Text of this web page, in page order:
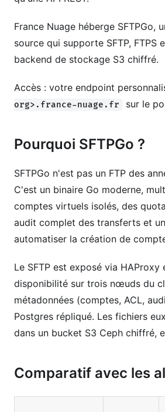
France Nuage héberge SFTPGo,
source qui supporte SFTP, FTPS
backend de stockage S3 chiffré.
Accès : votre endpoint
org>.france-nuage.fr
sur le
Pourquoi SFTPGo ?
SFTPGo n'est pas un FTP des
C'est un binaire Go moderne,
comptes virtuels isolés, des
audit complet des transferts et
automatiser la création de
Le SFTP est exposé via HAProxy
disponibilité sur trois nœuds du
métadonnées (comptes, ACL,
Postgres répliqué. Les fichiers
dans un bucket S3 Ceph chiffré,
Comparatif avec les